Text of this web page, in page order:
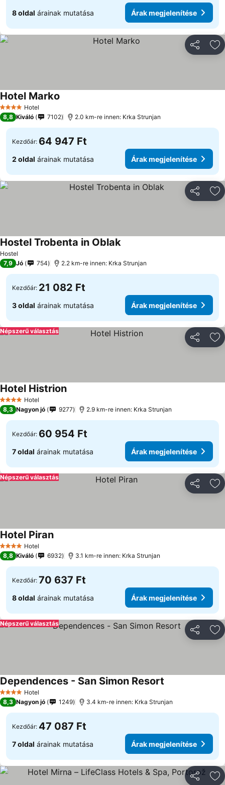
8 oldal árainak mutatása Árak megjelenítése
4 KategóriaHotel
Hotel Marko
8,8 Kiváló 7102 2.0 km-re innen: Krka Strunjan
Kezdőár: 64 947 Ft
2 oldal árainak mutatása Árak megjelenítése
Hostel
Hostel Trobenta in OblakÁrak megjelenítése
7,9 Jó 754 2.2 km-re innen: Krka Strunjan
Kezdőár: 21 082 Ft
3 oldal árainak mutatása Árak megjelenítése
Népszerű választás
4 KategóriaHotel
Hotel HistrionÁrak megjelenítése
8,3 Nagyon jó 9277 2.9 km-re innen: Krka Strunjan
Kezdőár: 60 954 Ft
7 oldal árainak mutatása Árak megjelenítése
Népszerű választás
4 KategóriaHotel
Hotel PiranÁrak megjelenítése
8,8 Kiváló 6932 3.1 km-re innen: Krka Strunjan
Kezdőár: 70 637 Ft
8 oldal árainak mutatása Árak megjelenítése
Népszerű választás
4 KategóriaHotel
Dependences - San Simon Resort
8,3 Nagyon jó 1249 3.4 km-re innen: Krka Strunjan
Kezdőár: 47 087 Ft
7 oldal árainak mutatása Árak megjelenítése